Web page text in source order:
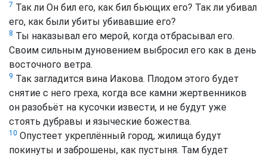
7 Так ли Он бил его, как бил бьющих его? Так ли убивал
его, как были убиты убивавшие его?
8 Ты наказывал его мерой, когда отбрасывал его.
Своим сильным дуновением выбросил его как в день
восточного ветра.
9 Так загладится вина Иакова. Плодом этого будет
снятие с него греха, когда все камни жертвенников
он разобьёт на кусочки извести, и не будут уже
стоять дубравы и языческие божества.
10 Опустеет укреплённый город, жилища будут
покинуты и заброшены, как пустыня. Там будет